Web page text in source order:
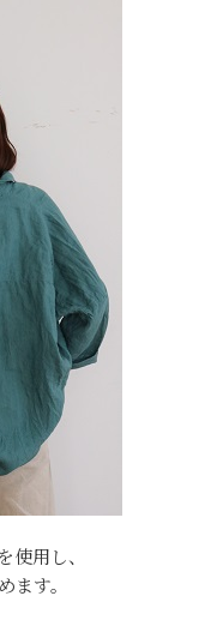
使用し、
ます。